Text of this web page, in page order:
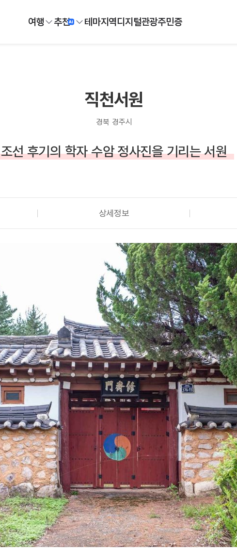
여행 추천 테마지역디지털관광주민증
직천서원
경북 경주시
조선 후기의 학자 수암 정사진을 기리는 서원
상세정보